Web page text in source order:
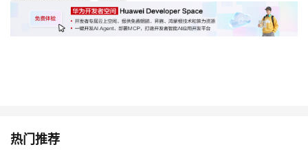
热门推荐